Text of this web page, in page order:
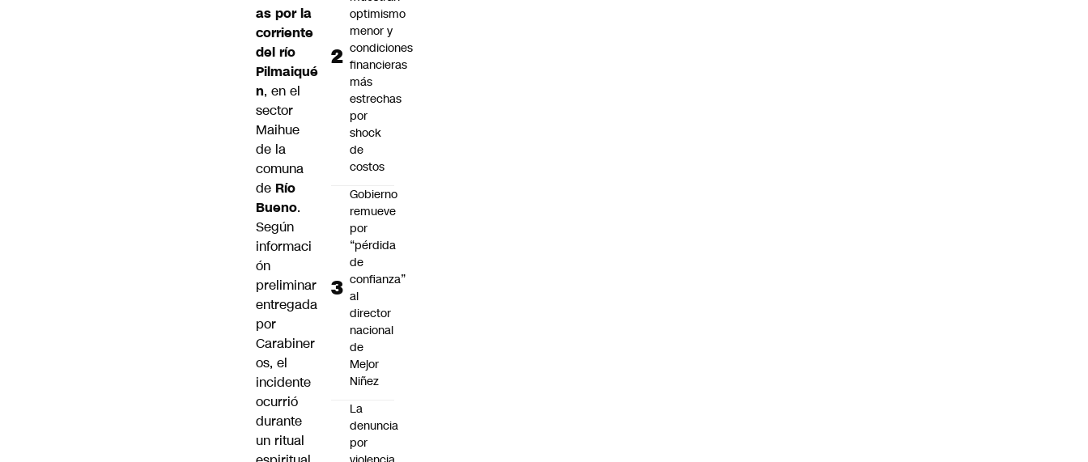
as por la
corriente
del río
Pilmaiqué
n, en el
sector
Maihue
de la
comuna
de Río
Bueno.
Según
informaci
ón
preliminar
entregada
por
Carabiner
os, el
incidente
ocurrió
durante
un ritual
optimismo
menor y
condiciones
financieras
más
estrechas
por
shock
de
costos
Gobierno
remueve
por
“pérdida
de
confianza”
al
director
nacional
de
Mejor
Niñez
La
denuncia
por